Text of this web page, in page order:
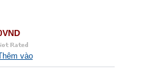
Thêm vào